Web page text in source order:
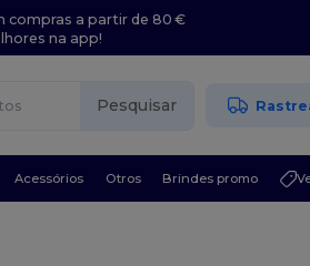
compras a partir de 80 €
na app!
Pesquisar
Acessórios Otros Brindes promo